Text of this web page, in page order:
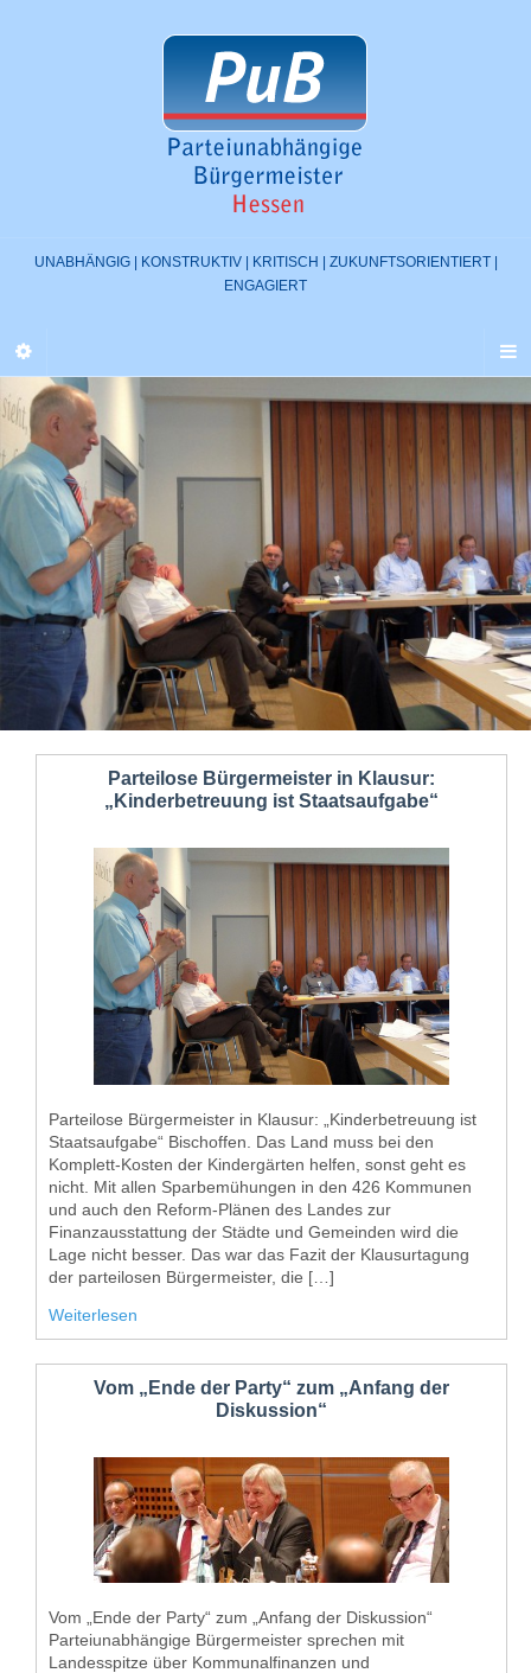
UNABHÄNGIG | KONSTRUKTIV | KRITISCH | ZUKUNFTSORIENTIERT |
ENGAGIERT
Parteilose Bürgermeister in Klausur:
„Kinderbetreuung ist Staatsaufgabe“
Parteilose Bürgermeister in Klausur: „Kinderbetreuung ist
Staatsaufgabe“ Bischoffen. Das Land muss bei den
Komplett-Kosten der Kindergärten helfen, sonst geht es
nicht. Mit allen Sparbemühungen in den 426 Kommunen
und auch den Reform-Plänen des Landes zur
Finanzausstattung der Städte und Gemeinden wird die
Lage nicht besser. Das war das Fazit der Klausurtagung
der parteilosen Bürgermeister, die […]
Weiterlesen
Vom „Ende der Party“ zum „Anfang der
Diskussion“
Vom „Ende der Party“ zum „Anfang der Diskussion“
Parteiunabhängige Bürgermeister sprechen mit
Landesspitze über Kommunalfinanzen und